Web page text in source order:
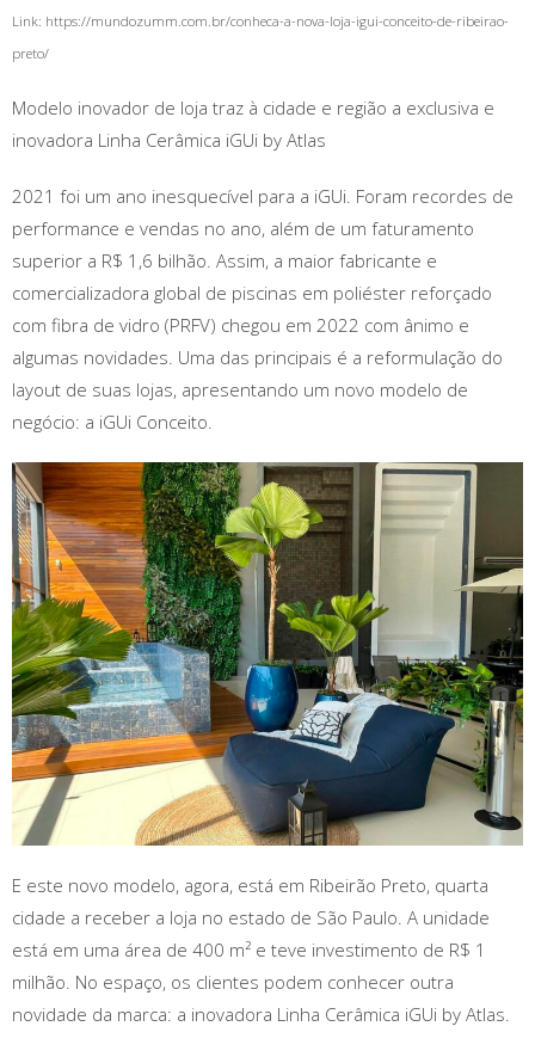
Link: https://mundozumm.com.br/conheca-a-nova-loja-igui-conceito-de-ribeirao-
preto/
Modelo inovador de loja traz à cidade e região a exclusiva e
inovadora Linha Cerâmica iGUi by Atlas
2021 foi um ano inesquecível para a iGUi. Foram recordes de
performance e vendas no ano, além de um faturamento
superior a R$ 1,6 bilhão. Assim, a maior fabricante e
comercializadora global de piscinas em poliéster reforçado
com fibra de vidro (PRFV) chegou em 2022 com ânimo e
algumas novidades. Uma das principais é a reformulação do
layout de suas lojas, apresentando um novo modelo de
negócio: a iGUi Conceito.
E este novo modelo, agora, está em Ribeirão Preto, quarta
cidade a receber a loja no estado de São Paulo. A unidade
está em uma área de 400 m² e teve investimento de R$ 1
milhão. No espaço, os clientes podem conhecer outra
novidade da marca: a inovadora Linha Cerâmica iGUi by Atlas.